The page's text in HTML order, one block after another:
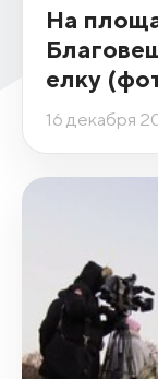
На
елку
16 декабря